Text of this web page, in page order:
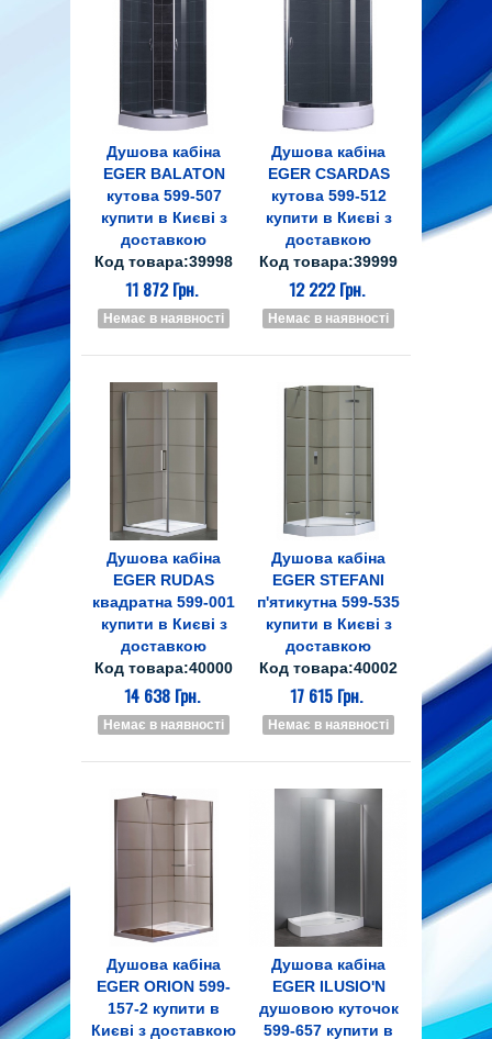
Душова кабіна
EGER BALATON
кутова 599-507
купити в Києві з
доставкою
Код товара:39998
11 872 Грн.
Немає в наявності
Душова кабіна
EGER CSARDAS
кутова 599-512
купити в Києві з
доставкою
Код товара:39999
12 222 Грн.
Немає в наявності
Душова кабіна
EGER RUDAS
квадратна 599-001
купити в Києві з
доставкою
Код товара:40000
14 638 Грн.
Немає в наявності
Душова кабіна
EGER STEFANI
п'ятикутна 599-535
купити в Києві з
доставкою
Код товара:40002
17 615 Грн.
Немає в наявності
Душова кабіна
EGER ORION 599-
157-2 купити в
Києві з доставкою
Душова кабіна
EGER ILUSIO'N
душовою куточок
599-657 купити в